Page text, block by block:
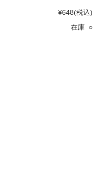
¥648(税込)
在庫 ○